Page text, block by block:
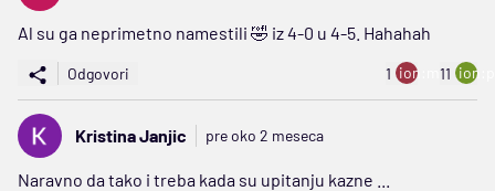
Al su ga neprimetno namestili 🤣 iz 4-0 u 4-5. Hahahah
Odgovori 1 ion:minus
11
Kristina Janjic pre oko 2 meseca
Naravno da tako i treba kada su upitanju kazne ...